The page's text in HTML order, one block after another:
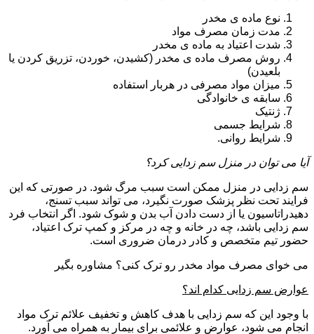
نوع ماده ی مخدر
مدت زمان مصرف مواد
شدت اعتیاد به ماده ی مخدر
روش مصرف ماده ی مخدر (کشیدن، خوردن، تزریق کردن یا
بلعیدن)
میزان مواد مصرفی در هربار استفاده
سابقه ی خانوادگی
ژنتیک
شرایط جسمی
شرایط روانی.
آیا می توان در منزل سم زدایی کرد؟
سم زدایی در منزل ممکن است سبب مرگ شود. در صورتی که این
فرایند تحت نظر پزشک صورت نگیرد، می تواند سبب تسنج،
دهیدراتاسیون یا از دست دادن آب بدن و شوک شود. اگر انتخاب فرد
سم زدایی باشد، چه در خانه و چه در مرکز و کمپ ترک اعتیاد،
حضور تیم متخصص و کادر درمان ضروری است.
می خوای مصرف مواد مخدر رو ترک کنی؟ مشاوره بگیر
عوارض سم زدایی کدام اند؟
با وجود این که سم زدایی با هدف کاهش و تخفیف علائم ترک مواد
انجام می شود، عوارض و علائمی برای بیمار به همراه می آورد.